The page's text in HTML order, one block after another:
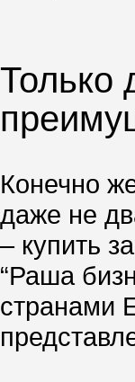
Только
Конечно
даже не
– купить
“Раша
странами